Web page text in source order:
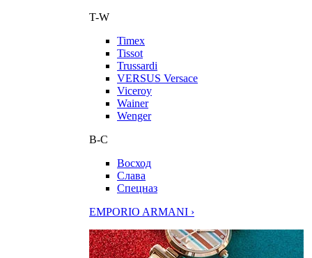
T-W
Timex
Tissot
Trussardi
VERSUS Versace
Viceroy
Wainer
Wenger
В-С
Восход
Слава
Спецназ
EMPORIO ARMANI ›